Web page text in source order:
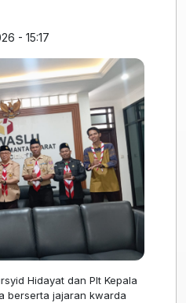
- 15:17
Hidayat dan Plt Kepala
berserta jajaran kwarda